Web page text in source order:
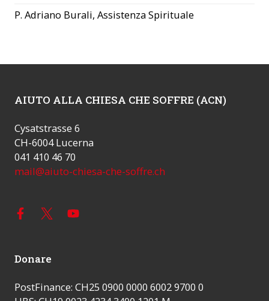
P. Adriano Burali, Assistenza Spirituale
AIUTO ALLA CHIESA CHE SOFFRE (ACN)
Cysatstrasse 6
CH-6004 Lucerna
041 410 46 70
mail@aiuto-chiesa-che-soffre.ch
Donare
PostFinance: CH25 0900 0000 6002 9700 0